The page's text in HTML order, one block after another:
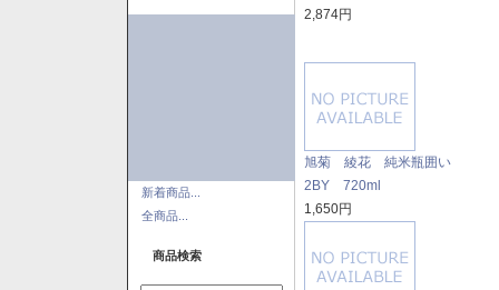
新着商品...
全商品...
商品検索
2,874円
旭菊 綾花 純米瓶囲い
2BY 720ml
1,650円